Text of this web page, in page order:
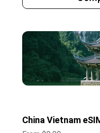
China Vietnam